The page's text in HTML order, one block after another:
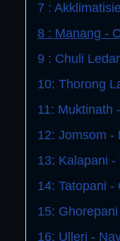
7 :
8 : Manang -
9 : Chuli
10: Thorong
11: Muktinath
12: Jomsom -
13: Kalapani -
14: Tatopani -
15:
16: Ulleri -